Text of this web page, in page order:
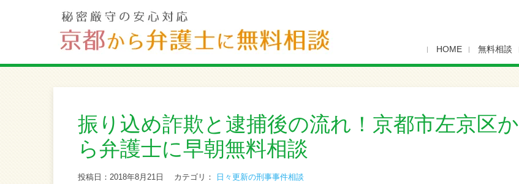
HOME 無料相談
振り込め詐欺と逮捕後の流れ！京都市左京区か
ら弁護士に早朝無料相談
投稿日：2018年8月21日 カテゴリ： 日々更新の刑事事件相談